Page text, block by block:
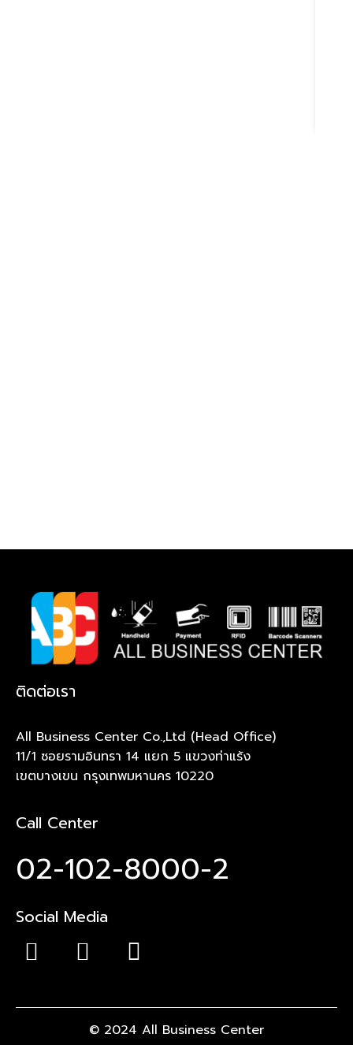
ติดต่อเรา
All Business Center Co.,Ltd (Head Office)
11/1 ซอยรามอินทรา 14 แยก 5 แขวงท่าแร้ง
เขตบางเขน กรุงเทพมหานคร 10220
Call Center
02-102-8000-2
Social Media
© 2024 All Business Center